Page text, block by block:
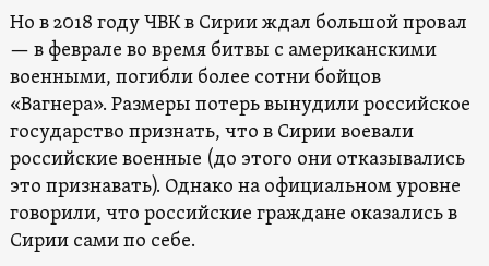
Но в 2018 году ЧВК в Сирии ждал большой провал
— в феврале во время битвы с американскими
военными, погибли более сотни бойцов
«Вагнера». Размеры потерь вынудили российское
государство признать, что в Сирии воевали
российские военные (до этого они отказывались
это признавать). Однако на официальном уровне
говорили, что российские граждане оказались в
Сирии сами по себе.